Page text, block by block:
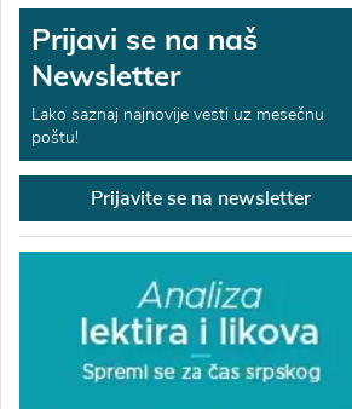
Prijavi se na naš
Newsletter
Lako saznaj najnovije vesti uz mesečnu
poštu!
Prijavite se na newsletter